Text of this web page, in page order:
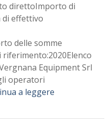
direttoImporto di
di effettivo
delle somme
riferimento:2020Elenco
Equipment Srl
operatori
a leggere